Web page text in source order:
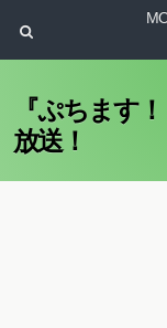
『ぷちます
放送！